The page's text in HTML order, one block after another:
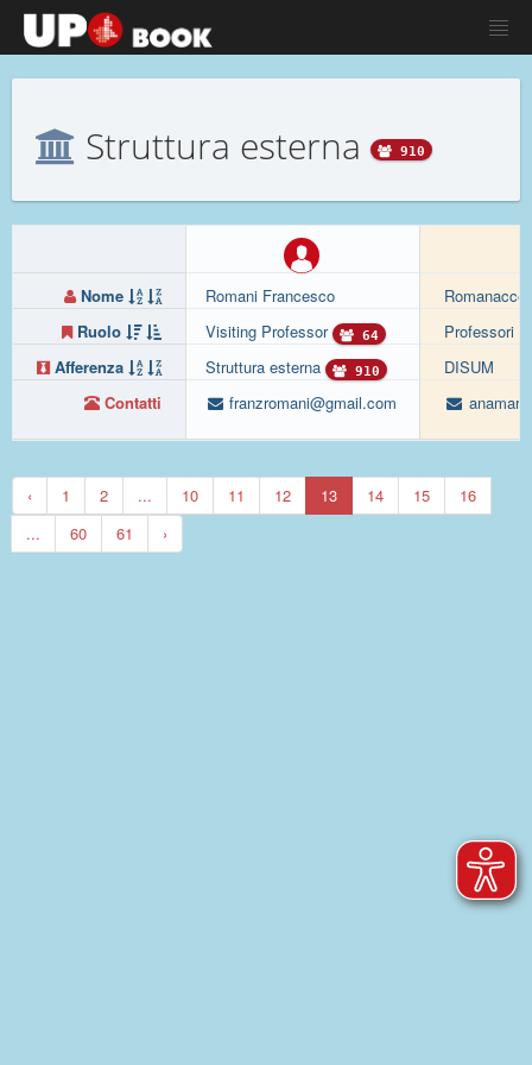
Struttura esterna 910
Nome
Ruolo
Afferenza
Contatti
Romani Francesco
Visiting Professor
64
Struttura esterna 910
franzromani@gmail.com
Professori
DISUM
‹ 1 2 ... 10 11 12 13 14 15
16
...
60 61 ›